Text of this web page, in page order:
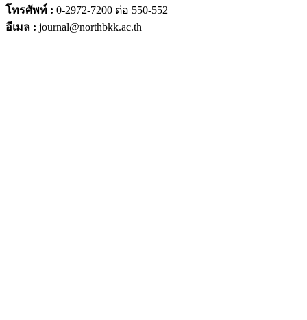
โทรศัพท์ : 0-2972-7200 ต่อ 550-552
อีเมล : journal@northbkk.ac.th